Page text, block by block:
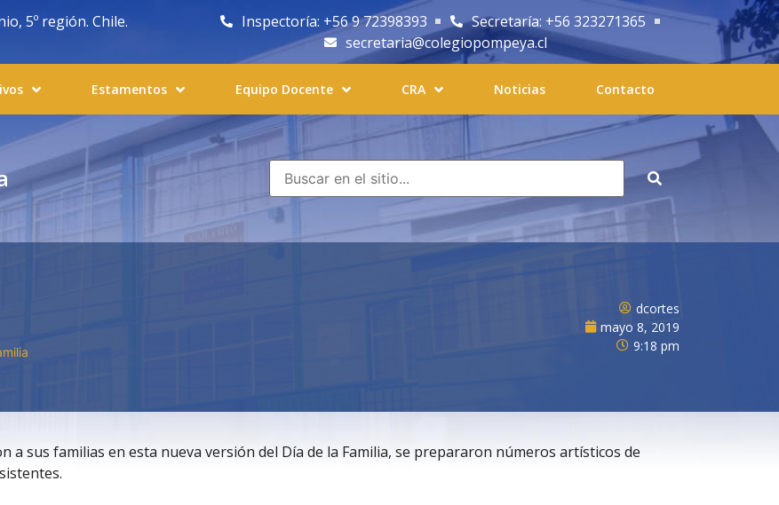
5º región. Chile. Inspectoría: +56 9 72398393
Secretaría: +56 323271365
secretaria@colegiopompeya.cl
Estamentos Equipo Docente CRA Noticias Contacto
dcortes
mayo 8, 2019
9:18 pm
a sus familias en esta nueva versión del Día de la Familia, se prepararon números artísticos de